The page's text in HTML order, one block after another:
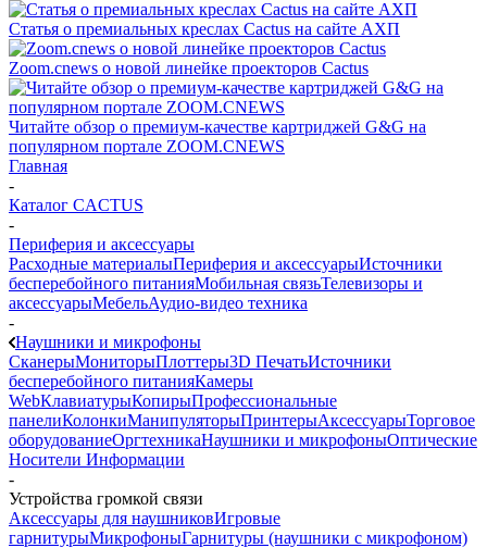
Статья о премиальных креслах Cactus на сайте АХП
Zoom.cnews о новой линейке проекторов Cactus
Читайте обзор о премиум-качестве картриджей G&G на
популярном портале ZOOM.CNEWS
Главная
-
Каталог CACTUS
-
Периферия и аксессуары
Расходные материалыПериферия и аксессуарыИсточники
бесперебойного питанияМобильная связьТелевизоры и
аксессуарыМебельАудио-видео техника
-
Наушники и микрофоны
СканерыМониторыПлоттеры3D ПечатьИсточники
бесперебойного питанияКамеры
WebКлавиатурыКопирыПрофессиональные
панелиКолонкиМанипуляторыПринтерыАксессуарыТорговое
оборудованиеОргтехникаНаушники и микрофоныОптические
Носители Информации
-
Устройства громкой связи
Аксессуары для наушниковИгровые
гарнитурыМикрофоныГарнитуры (наушники с микрофоном)